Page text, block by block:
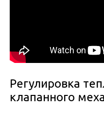
Регулировка
клапанного